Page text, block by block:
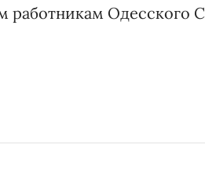
работникам Одесского